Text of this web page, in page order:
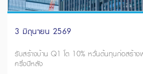
3 มิถุนายน 2569
รับสร้างบ้าน Q1 โต 10% หวั่นต้นทุนก่อสร้า
ครึ่งปีหลัง